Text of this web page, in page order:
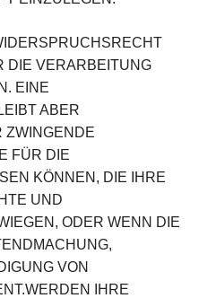
DIE VERARBEITUNG
EINE
ABER
ZWINGENDE
FÜR DIE
KÖNNEN, DIE IHRE
UND
ODER WENN DIE
VON
IHRE